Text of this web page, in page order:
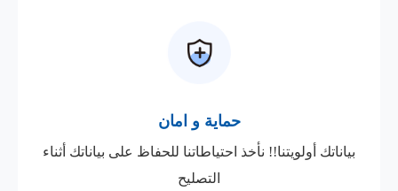
حماية و امان
بياناتك أولويتنا!! نأخذ احتياطاتنا للحفاظ على بياناتك أثناء
التصليح